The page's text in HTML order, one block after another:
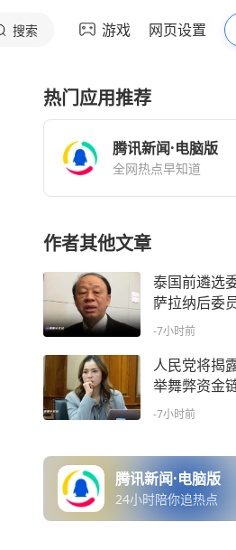
搜索 游戏 网页设置
热门应用推荐
腾讯新闻·电脑版
全网热点早知道
作者其他文章
泰国前遴选
萨拉纳后委
资格缺失需
-7小时前
人民党将揭
举舞弊资金
会有证据却
-7小时前
腾讯新闻·电脑版
24小时陪你追热点